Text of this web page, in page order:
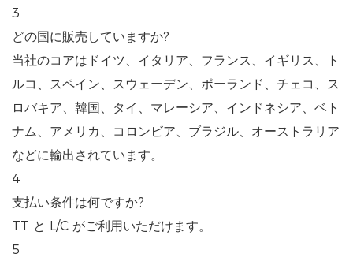
3
どの国に販売していますか?
当社のコアはドイツ、イタリア、フランス、イギリス、ト
ルコ、スペイン、スウェーデン、ポーランド、チェコ、ス
ロバキア、韓国、タイ、マレーシア、インドネシア、ベト
ナム、アメリカ、コロンビア、ブラジル、オーストラリア
などに輸出されています。
4
支払い条件は何ですか?
TT と L/C がご利用いただけます。
5